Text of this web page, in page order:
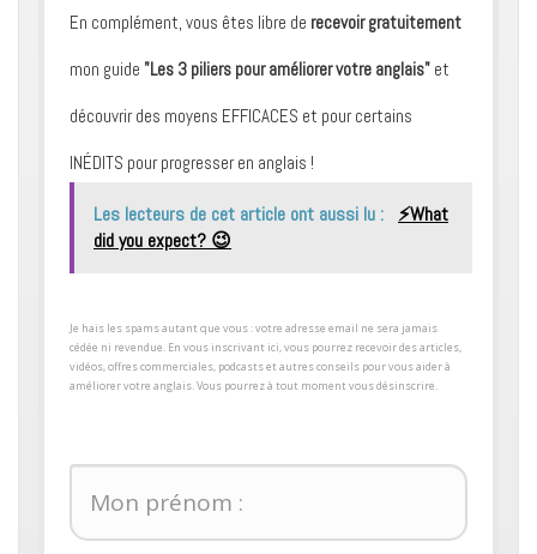
En complément, vous êtes libre de recevoir gratuitement
mon guide "Les 3 piliers pour améliorer votre anglais" et
découvrir des moyens ​EFFICACES et pour certains ​
INÉDITS pour progresser en anglais !
Les lecteurs de cet article ont aussi lu :
⚡️What
did you expect? 😉
​Je hais les spams autant que vous : votre adresse email ne sera jamais
cédée ni revendue. En vous inscrivant ici, vous pourrez recevoir des articles,
vidéos, offres commerciales, podcasts et autres conseils pour ​vous aider à
améliorer votre anglais. Vous pourrez à tout moment vous désinscrire.